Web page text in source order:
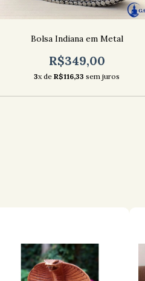
Bolsa Indiana em Metal
R$349,00
3x deR$116,33 sem juros